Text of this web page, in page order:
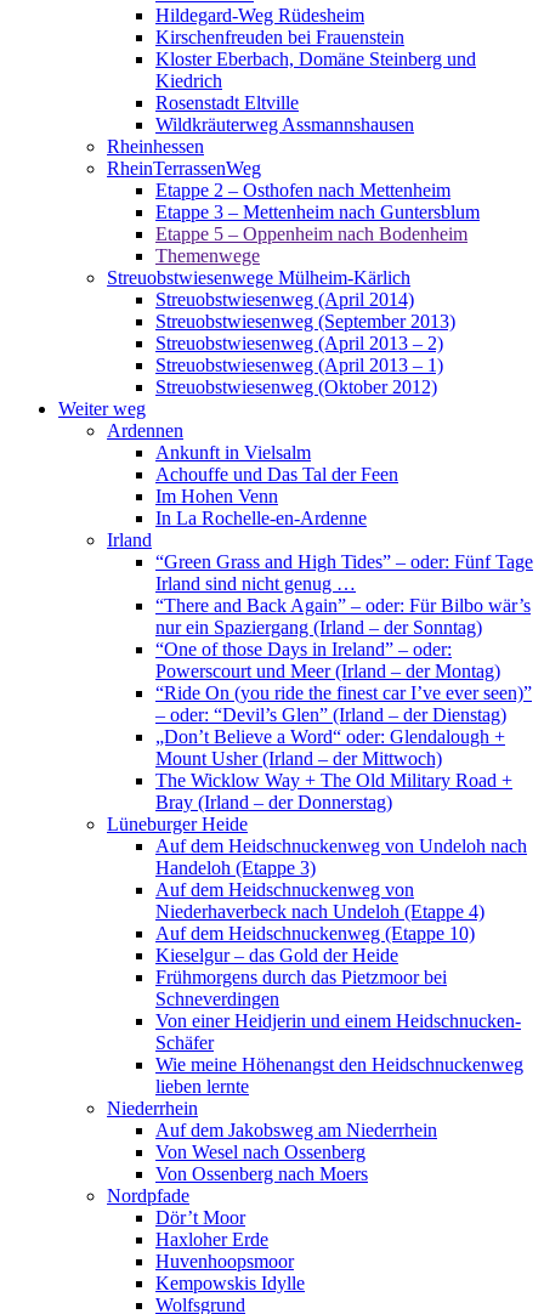
Hildegard-Weg Rüdesheim
Kirschenfreuden bei Frauenstein
Kloster Eberbach, Domäne Steinberg und
Kiedrich
Rosenstadt Eltville
Wildkräuterweg Assmannshausen
Rheinhessen
RheinTerrassenWeg
Etappe 2 – Osthofen nach Mettenheim
Etappe 3 – Mettenheim nach Guntersblum
Etappe 5 – Oppenheim nach Bodenheim
Themenwege
Streuobstwiesenwege Mülheim-Kärlich
Streuobstwiesenweg (April 2014)
Streuobstwiesenweg (September 2013)
Streuobstwiesenweg (April 2013 – 2)
Streuobstwiesenweg (April 2013 – 1)
Streuobstwiesenweg (Oktober 2012)
Weiter weg
Ardennen
Ankunft in Vielsalm
Achouffe und Das Tal der Feen
Im Hohen Venn
In La Rochelle-en-Ardenne
Irland
“Green Grass and High Tides” – oder: Fünf Tage
Irland sind nicht genug …
“There and Back Again” – oder: Für Bilbo wär’s
nur ein Spaziergang (Irland – der Sonntag)
“One of those Days in Ireland” – oder:
Powerscourt und Meer (Irland – der Montag)
“Ride On (you ride the finest car I’ve ever seen)”
– oder: “Devil’s Glen” (Irland – der Dienstag)
„Don’t Believe a Word“ oder: Glendalough +
Mount Usher (Irland – der Mittwoch)
The Wicklow Way + The Old Military Road +
Bray (Irland – der Donnerstag)
Lüneburger Heide
Auf dem Heidschnuckenweg von Undeloh nach
Handeloh (Etappe 3)
Auf dem Heidschnuckenweg von
Niederhaverbeck nach Undeloh (Etappe 4)
Auf dem Heidschnuckenweg (Etappe 10)
Kieselgur – das Gold der Heide
Frühmorgens durch das Pietzmoor bei
Schneverdingen
Von einer Heidjerin und einem Heidschnucken-
Schäfer
Wie meine Höhenangst den Heidschnuckenweg
lieben lernte
Niederrhein
Auf dem Jakobsweg am Niederrhein
Von Wesel nach Ossenberg
Von Ossenberg nach Moers
Nordpfade
Dör’t Moor
Haxloher Erde
Huvenhoopsmoor
Kempowskis Idylle
Wolfsgrund